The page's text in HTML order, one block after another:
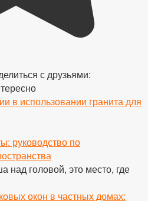
с друзьями:
руководство по
над головой, это место, где